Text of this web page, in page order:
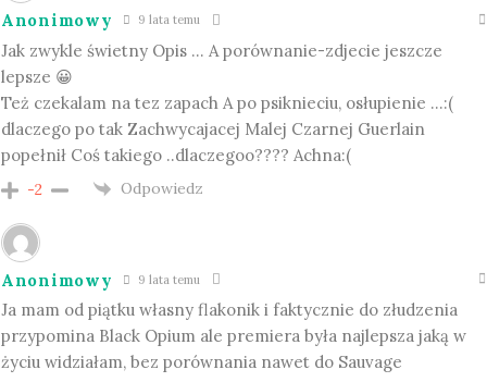
Anonimowy 9 lata temu
Jak zwykle świetny Opis … A porównanie-zdjecie jeszcze
lepsze 😀
Też czekalam na tez zapach A po psiknieciu, osłupienie …:(
dlaczego po tak Zachwycajacej Malej Czarnej Guerlain
popełnił Coś takiego ..dlaczegoo???? Achna:(
-2 Odpowiedz
Anonimowy 9 lata temu
Ja mam od piątku własny flakonik i faktycznie do złudzenia
przypomina Black Opium ale premiera była najlepsza jaką w
życiu widziałam, bez porównania nawet do Sauvage